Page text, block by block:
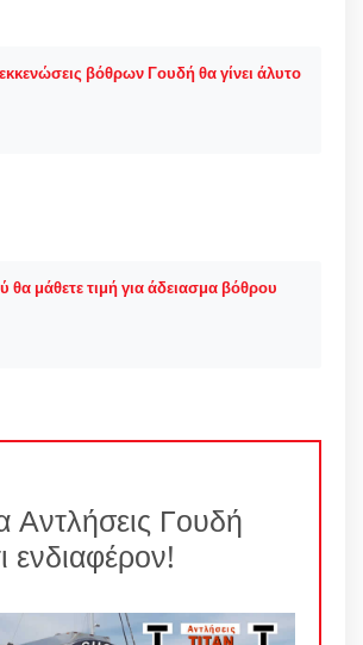
βόθρων Γουδή θα γίνει άλυτο
μάθετε τιμή για άδειασμα βόθρου
Αντλήσεις Γουδή
ενδιαφέρον!